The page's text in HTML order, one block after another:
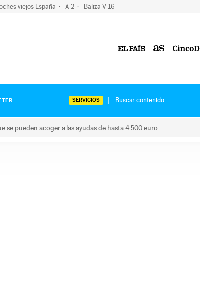
viejos España A-2 Baliza V-16
SERVICIOS
pueden acoger a las ayudas de hasta 4.500 euro